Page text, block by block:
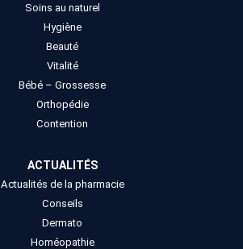
Soins au naturel
Hygiène
Beauté
Vitalité
Bébé – Grossesse
Orthopédie
Contention
ACTUALITÉS
Actualités de la pharmacie
Conseils
Dermato
Homéopathie